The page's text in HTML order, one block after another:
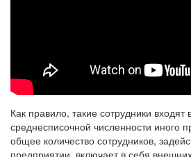
Как правило, такие сотрудники входят
среднесписочной численности иного
общее количество сотрудников,
предприятии, включает в себя